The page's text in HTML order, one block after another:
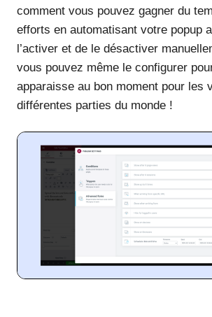
comment vous pouvez gagner du
efforts en automatisant votre popup
l’activer et de le désactiver
vous pouvez même le configurer pour
apparaisse au bon moment pour les
différentes parties du monde !